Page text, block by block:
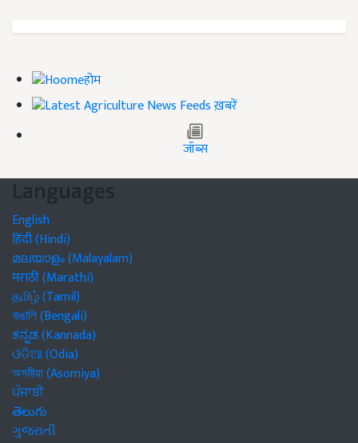
होम
ख़बरें
जॉब्स
Languages
English
हिंदी (Hindi)
മലയാളം (Malayalam)
मराठी (Marathi)
தமிழ் (Tamil)
বাঙালি (Bengali)
ಕನ್ನಡ (Kannada)
ଓଡିଆ (Odia)
অসমীয়া (Asomiya)
ਪੰਜਾਬੀ
తెలుగు
ગુજરાતી